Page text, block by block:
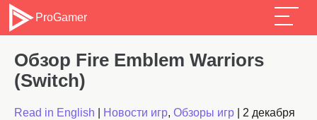
ProGamer
Обзор Fire Emblem Warriors
(Switch)
Read in English Новости игр, Обзоры игр
2 декабря